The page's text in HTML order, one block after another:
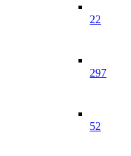
22
297
52